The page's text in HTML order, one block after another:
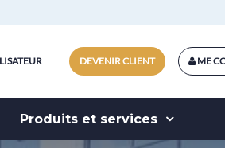
ME
DEVENIR CLIENT
Produits et services